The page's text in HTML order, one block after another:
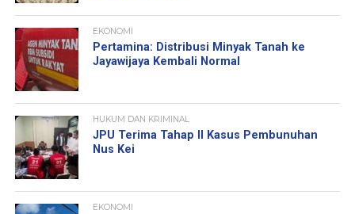
EKONOMI
Pertamina: Distribusi Minyak Tanah ke
Jayawijaya Kembali Normal
HUKUM DAN KRIMINAL
JPU Terima Tahap II Kasus Pembunuhan
Nus Kei
EKONOMI